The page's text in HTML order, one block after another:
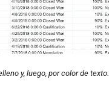
y, luego, por color de texto.